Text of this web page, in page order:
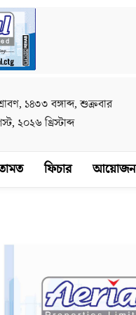
১৪৩৩ বঙ্গাব্দ, শুক্রবার
২০২৬ খ্রিস্টাব্দ
ফিচার আয়োজন